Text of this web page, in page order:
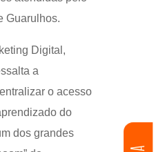
Guarulhos.
Digital,
a
o acesso
do
dos grandes